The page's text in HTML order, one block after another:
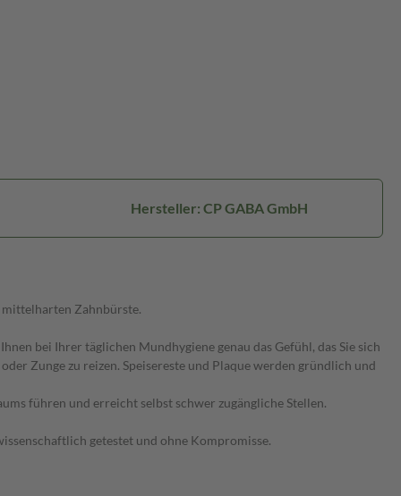
Hersteller: CP GABA GmbH
Zahnbürste.
bei Ihrer täglichen Mundhygiene genau das Gefühl, das Sie sich
Zunge zu reizen. Speisereste und Plaque werden gründlich und
führen und erreicht selbst schwer zugängliche Stellen.
getestet und ohne Kompromisse.